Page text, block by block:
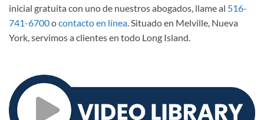
inicial gratuita con uno de nuestros abogados, llame al 516-
741-6700ocontacto en línea. Situado en Melville, Nueva
York, servimos a clientes en todo Long Island.